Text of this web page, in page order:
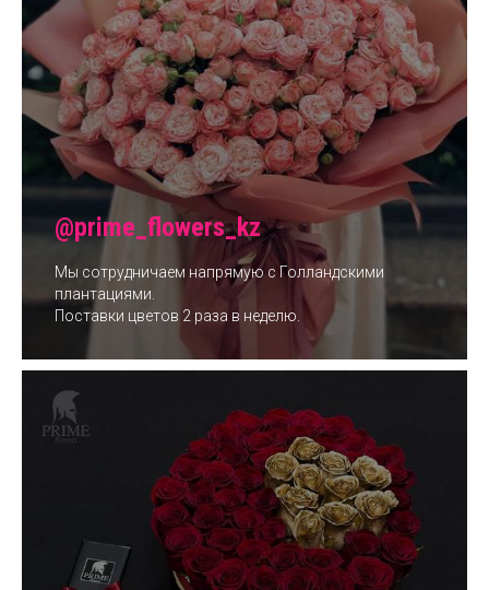
@prime_flowers_kz
Мы сотрудничаем напрямую с Голландскими
плантациями.
Поставки цветов 2 раза в неделю.